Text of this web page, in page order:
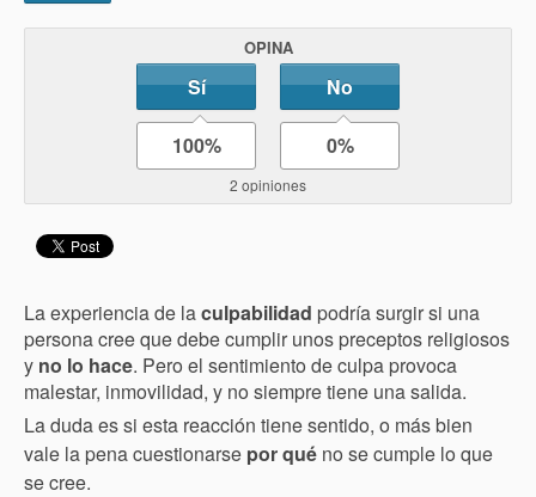
OPINA
Sí No
100% 0%
2 opiniones
La experiencia de laculpabilidad podría surgir si una
persona cree que debe cumplir unos preceptos religiosos
y no lo hace. Pero el sentimiento de culpa provoca
malestar, inmovilidad, y no siempre tiene una salida.
La duda es si esta reacción tiene sentido, o más bien
vale la pena cuestionarse por qué no se cumple lo que
se cree.